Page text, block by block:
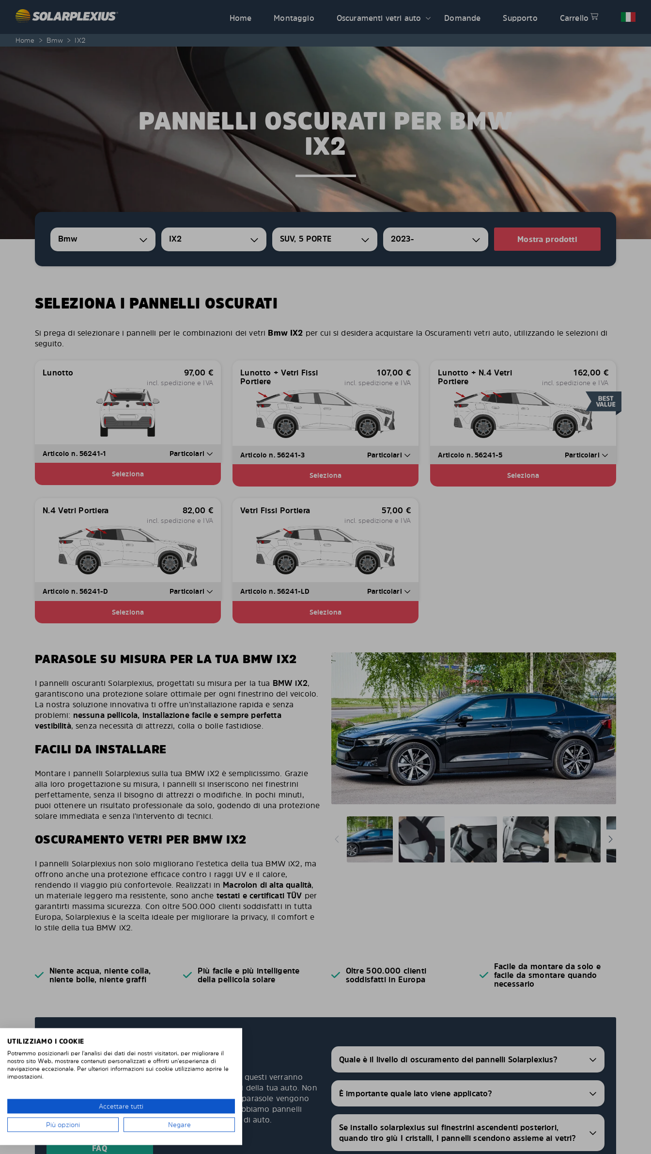
Home
Montaggio Oscuramenti vetri auto Domande Supporto Carrello
Home > Bmw > IX2
PANNELLI OSCURATI PER BMW
IX2
Bmw IX2 SUV, 5 PORTE 2023- Mostra prodotti
SELEZIONA I PANNELLI OSCURATI
Si prega di selezionare i pannelli per le combinazioni dei vetri Bmw IX2 per cui si desidera acquistare la Oscuramenti vetri auto, utilizzando le selezioni di
seguito.
Lunotto 97,00 €
incl. spedizione e IVA
Articolo n. 56241-1 Particolari
Seleziona
Lunotto + Vetri Fissi
Portiere
107,00 €
incl. spedizione e IVA
Articolo n. 56241-3 Particolari
Seleziona
Lunotto + N.4 Vetri
Portiere
162,00 €
incl. spedizione e IVA
Articolo n. 56241-5 Particolari
Seleziona
N.4 Vetri Portiera 82,00 €
incl. spedizione e IVA
Articolo n. 56241-D Particolari
Seleziona
Vetri Fissi Portiera 57,00 €
incl. spedizione e IVA
Articolo n. 56241-LD Particolari
Seleziona
PARASOLE SU MISURA PER LA TUA BMW IX2
I pannelli oscuranti Solarplexius, progettati su misura per la tua BMW iX2,
garantiscono una protezione solare ottimale per ogni finestrino del veicolo.
La nostra soluzione innovativa ti offre un’installazione rapida e senza
problemi: nessuna pellicola, installazione facile e sempre perfetta
vestibilità, senza necessità di attrezzi, colla o bolle fastidiose.
FACILI DA INSTALLARE
Montare i pannelli Solarplexius sulla tua BMW iX2 è semplicissimo. Grazie
alla loro progettazione su misura, i pannelli si inseriscono nei finestrini
perfettamente, senza il bisogno di attrezzi o modifiche. In pochi minuti,
puoi ottenere un risultato professionale da solo, godendo di una protezione
solare immediata e senza l’intervento di tecnici.
OSCURAMENTO VETRI PER BMW IX2
I pannelli Solarplexius non solo migliorano l’estetica della tua BMW iX2, ma
offrono anche una protezione efficace contro i raggi UV e il calore,
rendendo il viaggio più confortevole. Realizzati in Macrolon di alta qualità,
un materiale leggero ma resistente, sono anche testati e certificati TÜV per
garantirti massima sicurezza. Con oltre 500.000 clienti soddisfatti in tutta
Europa, Solarplexius è la scelta ideale per migliorare la privacy, il comfort e
lo stile della tua BMW iX2.
Niente acqua, niente colla,
niente bolle, niente graffi
Più facile e più intelligente
della pellicola solare
Oltre 500.000 clienti
soddisfatti in Europa
Facile da montare da solo e
facile da smontare quando
necessario
DOMANDE FREQUENTI
Quando ordini da noi i pannelli oscuranti pretagliati, questi verranno
prodotti appositamente per te e su misura per i vetri della tua auto. Non
devi tagliare o rifinire nulla da solo. I nostri pannelli parasole vengono
consegnati pretagliati con una vestibilità perfetta. Abbiamo pannelli
oscurati pretagliati per oltre 4500 differenti modelli di auto.
FAQ
Quale è il livello di oscuramento dei pannelli Solarplexius?
È importante quale lato viene applicato?
Se installo solarplexius sui finestrini ascendenti posteriori,
quando tiro giù I cristalli, I pannelli scendono assieme ai vetri?
UTILIZZIAMO I COOKIE
Potremmo posizionarli per l'analisi dei dati dei nostri visitatori, per migliorare il
nostro sito Web, mostrare contenuti personalizzati e offrirti un'esperienza di
navigazione eccezionale. Per ulteriori informazioni sui cookie utilizziamo aprire le
impostazioni.
Accettare tutti
Più opzioni Negare